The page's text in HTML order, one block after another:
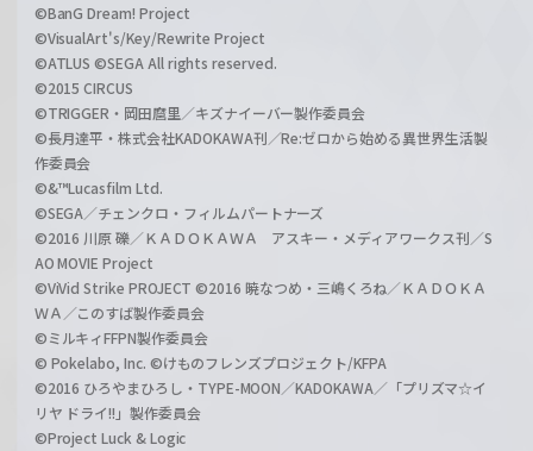
©BanG Dream! Project
©VisualArt's/Key/Rewrite Project
©ATLUS ©SEGA All rights reserved.
©2015 CIRCUS
©TRIGGER・岡田麿里／キズナイーバー製作委員会
©長月達平・株式会社KADOKAWA刊／Re:ゼロから始める異世界生活製
作委員会
©&™Lucasfilm Ltd.
©SEGA／チェンクロ・フィルムパートナーズ
©2016 川原 礫／ＫＡＤＯＫＡＷＡ アスキー・メディアワークス刊／S
AO MOVIE Project
©ViVid Strike PROJECT ©2016 暁なつめ・三嶋くろね／ＫＡＤＯＫＡ
ＷＡ／このすば製作委員会
©ミルキィFFPN製作委員会
© Pokelabo, Inc. ©けものフレンズプロジェクト/KFPA
©2016 ひろやまひろし・TYPE-MOON／KADOKAWA／「プリズマ☆イ
リヤ ドライ!!」製作委員会
©Project Luck & Logic